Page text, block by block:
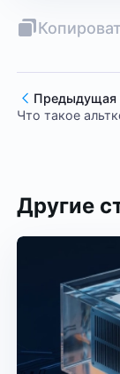
Предыдущая
Что такое
Другие